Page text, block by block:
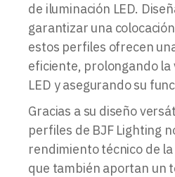
de iluminación LED.
garantizar una
estos perfiles ofrecen
eficiente, prolongando la
LED y asegurando su
Gracias a su diseño
perfiles de BJF Lighting
rendimiento técnico de
que también aportan un